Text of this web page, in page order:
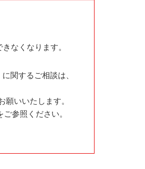
く））
いたします。
なくなります。
関するご相談は、
いいたします。
参照ください。